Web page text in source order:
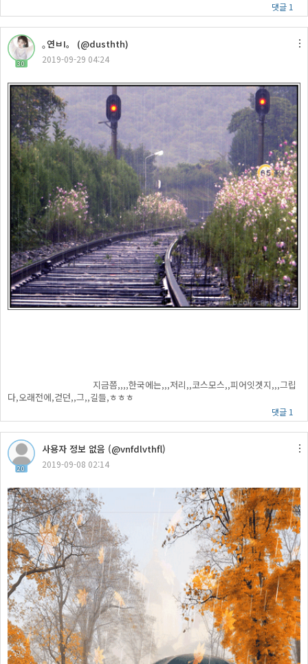
댓글 1
30
｡연ㅂΙ。 (@dusthth)
2019-09-29 04:24
지금쯤,,,,한국에는,,,저리,,코스모스,,피어잇겟지,,,그립
다,오래전에,걷던,,그,,길들,ㅎㅎㅎ
댓글 1
20
사용자 정보 없음 (@vnfdlvthfl)
2019-09-08 02:14